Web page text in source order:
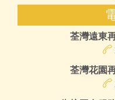
荃灣遠東
荃灣花園